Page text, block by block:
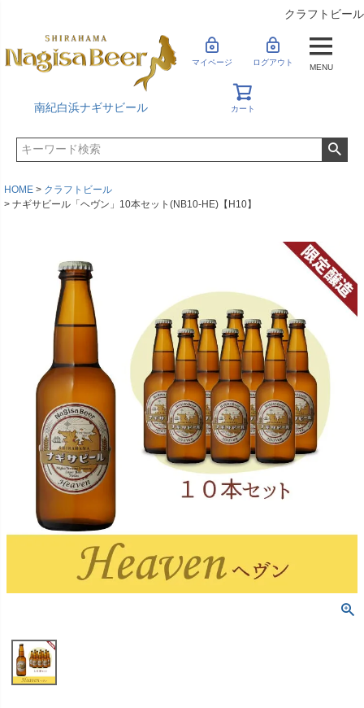
クラフトビール
南紀白浜ナギサビール
マイページ ログアウト
カート
MENU
HOME
クラフトビール
ナギサビール「ヘヴン」10本セット(NB10-HE)【H10】